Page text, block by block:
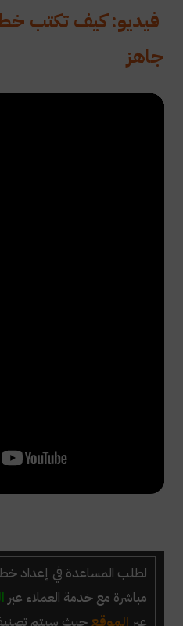
فيديو: كيف تكتب
جاهز
لطلب المساعدة في إعداد
مباشرة مع خدمة العملاء عبر
عبر الموقع حيث سيتم